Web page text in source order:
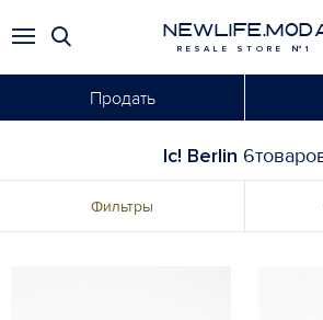
RESALE STORE №1
Продать
Ic! Berlin
Фильтры